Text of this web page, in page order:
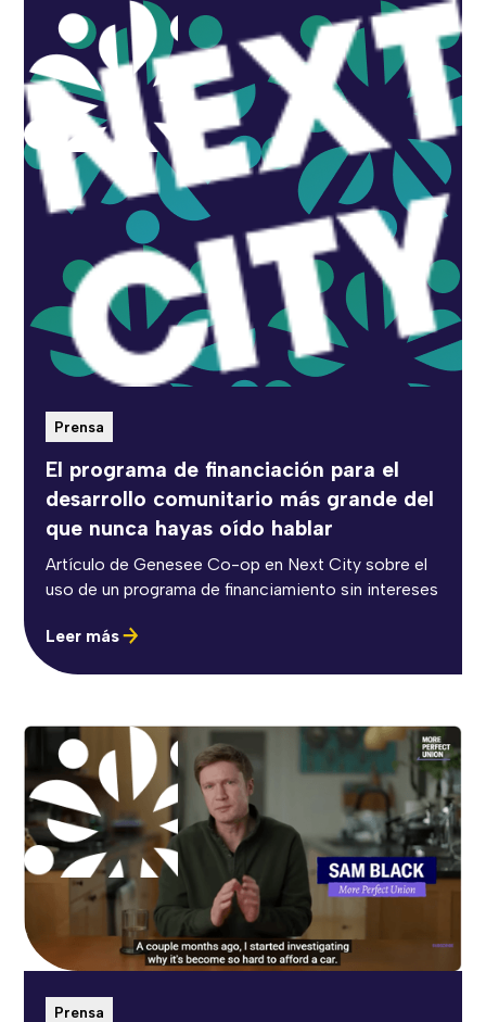
Prensa
El programa de financiación para el
desarrollo comunitario más grande del
que nunca hayas oído hablar
Artículo de Genesee Co-op en Next City sobre el
uso de un programa de financiamiento sin intereses
Leer más
Prensa